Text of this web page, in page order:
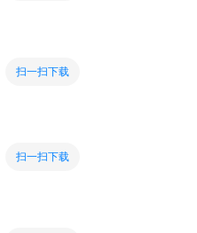
扫一扫下载
扫一扫下载